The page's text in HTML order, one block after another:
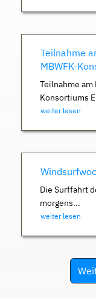
Teilnahme
MBWFK-
Teilnahme
Konsortiums
weiter lesen
Die Surffahrt
morgens...
weiter lesen